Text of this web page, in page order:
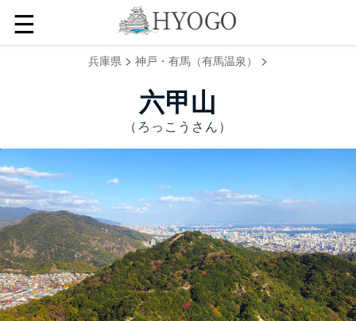
☰
兵庫県 > 神戸・有馬（有馬温泉） >
六甲山
（ろっこうさん）